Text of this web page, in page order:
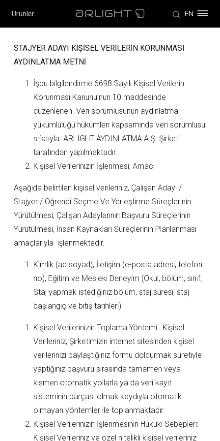
Ürünler EN
STAJYER ADAYI KİŞİSEL VERİLERİN KORUNMASI
AYDINLATMA METNİ
İşbu bilgilendirme 6698 Sayılı Kişisel Verilerin
Korunması Kanunu’nun 10.maddesinde
düzenlenen Veri sorumlusunun aydınlatma
yükümlülüğü hükümleri kapsamında veri sorumlusu
sıfatıyla ARLIGHT AYDINLATMA A.Ş. Şirketi
tarafından yapılmaktadır.
Kişisel Verilerinizin İşlenmesi, Amacı
Aşağıda belirtilen kişisel verileriniz, Çalışan Adayı /
Stajyer / Öğrenci Seçme Ve Yerleştirme Süreçlerinin
Yürütülmesi, Çalışan Adaylarının Başvuru Süreçlerinin
Yürütülmesi, İnsan Kaynakları Süreçlerinin Planlanması
amaçlarıyla işlenmektedir.
Kimlik (ad soyad), İletişim (e-posta adresi, telefon
no), Eğitim ve Mesleki Deneyim (Okul, bölüm, sınıf,
Staj yapmak istediğiniz bölüm, staj süresi, staj
başlangıç ve bitiş tarihleri)
Kişisel Verilerinizin Toplama Yöntemi : Kişisel
Verileriniz, Şirketimizin internet sitesinden kişisel
verilerinizi paylaştığınız formu doldurmak suretiyle
yaptığınız başvuru sırasında tamamen veya
kısmen otomatik yollarla ya da veri kayıt
sisteminin parçası olmak kaydıyla otomatik
olmayan yöntemler ile toplanmaktadır.
Kişisel Verilerinizin İşlenmesinin Hukuki Sebepleri:
Kişisel Verileriniz ve özel nitelikli kişisel verileriniz